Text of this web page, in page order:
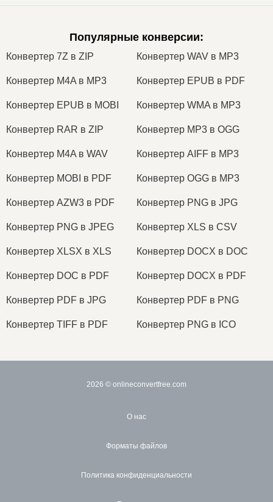
Популярные конверсии:
Конвертер 7Z в ZIP Конвертер WAV в MP3
Конвертер M4A в MP3 Конвертер EPUB в PDF
Конвертер EPUB в MOBI Конвертер WMA в MP3
Конвертер RAR в ZIP Конвертер MP3 в OGG
Конвертер M4A в WAV Конвертер AIFF в MP3
Конвертер MOBI в PDF Конвертер OGG в MP3
Конвертер AZW3 в PDF Конвертер PNG в JPG
Конвертер PNG в JPEG Конвертер XLS в CSV
Конвертер XLSX в XLS Конвертер DOCX в DOC
Конвертер DOC в PDF Конвертер DOCX в PDF
Конвертер PDF в JPG Конвертер PDF в PNG
Конвертер TIFF в PDF Конвертер PNG в ICO
2026 © onlineconvertfree.com
О нас
Форматы файлов
Политика конфиденциальности